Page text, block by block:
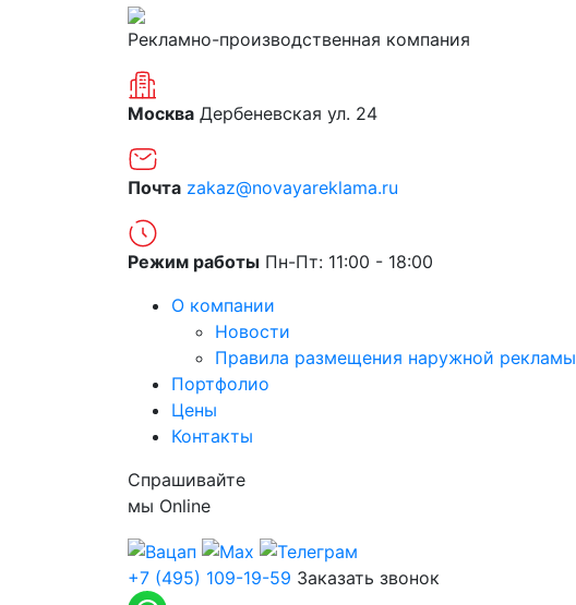
Рекламно-производственная компания
Москва Дербеневская ул. 24
Почта zakaz@novayareklama.ru
Режим работы Пн-Пт: 11:00 - 18:00
О компании
Новости
Правила размещения наружной рекламы
Портфолио
Цены
Контакты
Спрашивайте
мы Online
+7 (495) 109-19-59 Заказать звонок